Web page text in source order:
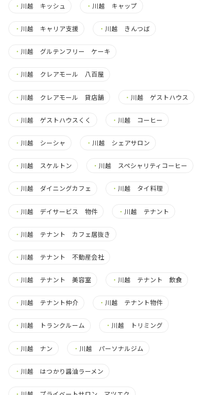
・ 川越 キッシュ ・ 川越 キャップ
・ 川越 キャリア支援 ・ 川越 きんつば
・ 川越 グルテンフリー ケーキ
・ 川越 クレアモール 八百屋
・ 川越 クレアモール 貸店舗 ・ 川越 ゲストハウス
・ 川越 ゲストハウスくく ・ 川越 コーヒー
・ 川越 シーシャ ・ 川越 シェアサロン
・ 川越 スケルトン ・ 川越 スペシャリティコーヒー
・ 川越 ダイニングカフェ ・ 川越 タイ料理
・ 川越 デイサービス 物件 ・ 川越 テナント
・ 川越 テナント カフェ居抜き
・ 川越 テナント 不動産会社
・ 川越 テナント 美容室 ・ 川越 テナント 飲食
・ 川越 テナント仲介 ・ 川越 テナント物件
・ 川越 トランクルーム ・ 川越 トリミング
・ 川越 ナン ・ 川越 パーソナルジム
・ 川越 はつかり醤油ラーメン